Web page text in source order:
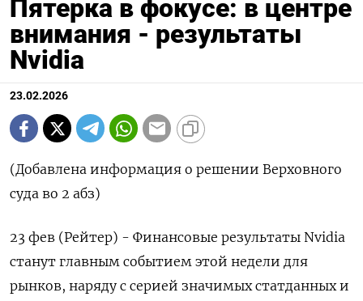
Пятерка в фокусе: в центре
внимания - результаты
Nvidia
23.02.2026
(Добавлена информация о решении Верховного
суда во 2 абз)
23 фев (Рейтер) - Финансовые результаты Nvidia
станут главным событием этой недели для
рынков, наряду с серией значимых статданных и